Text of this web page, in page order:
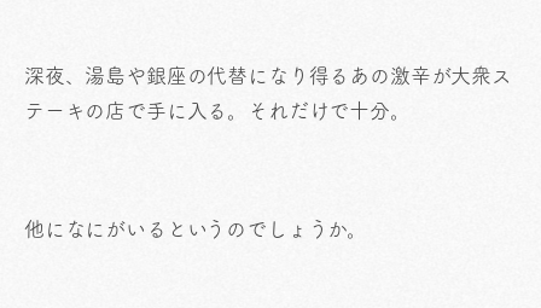
深夜、湯島や銀座の代替になり得るあの激辛が大衆ス
テーキの店で手に入る。それだけで十分。
他になにがいるというのでしょうか。